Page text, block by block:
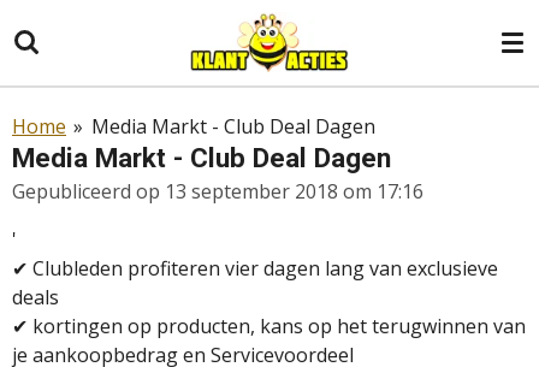
direct
naar
hoofdinhoud
Home » Media Markt - Club Deal Dagen
Media Markt - Club Deal Dagen
Gepubliceerd op 13 september 2018 om 17:16
'
✔ Clubleden profiteren vier dagen lang van exclusieve
deals
✔ kortingen op producten, kans op het terugwinnen van
je aankoopbedrag en Servicevoordeel